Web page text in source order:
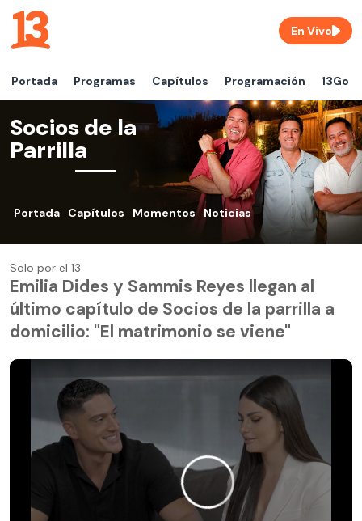
Portada Programas Capítulos Programación 13Go
En Vivo
Socios de la
Parrilla
Portada Capítulos Momentos Noticias
Solo por el 13
Emilia Dides y Sammis Reyes llegan al
último capítulo de Socios de la parrilla a
domicilio: "El matrimonio se viene"